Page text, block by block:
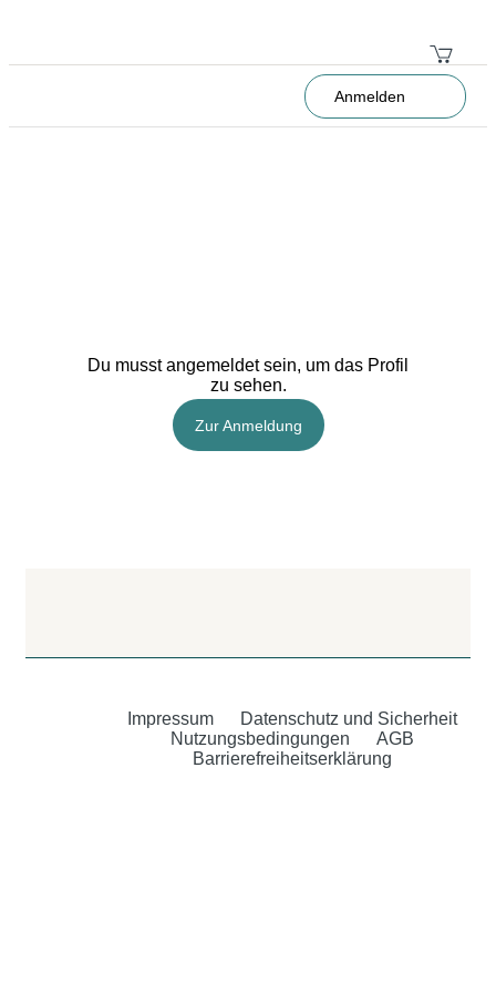
Anmelden
Du musst angemeldet sein, um das Profil
zu sehen.
Zur Anmeldung
Impressum
Datenschutz und Sicherheit
Nutzungsbedingungen
AGB
Barrierefreiheitserklärung